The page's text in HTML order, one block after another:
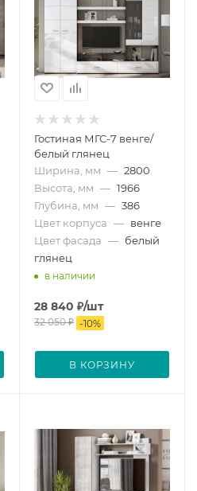
Гостиная МГС-7 венге/
белый глянец
Ширина, мм — 2800
Высота, мм — 1966
Глубина, мм — 386
Цвет корпуса — венге
Цвет фасада — белый
глянец
в наличии
28 840 ₽/шт
32 050₽ -10%
В КОРЗИНУ